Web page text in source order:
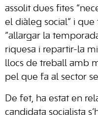
assolit dues fites
el diàleg social” i que
“allargar la
riquesa i repartir-la
llocs de treball amb
pel que fa al sector
De fet, ha estat en
candidata socialista